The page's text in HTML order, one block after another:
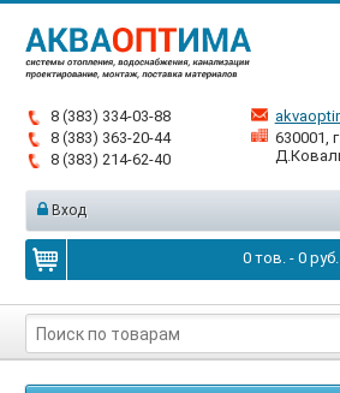
8 (383) 334-03-88
8 (383) 363-20-44
8 (383) 214-62-40
630001,
Вход
0тов. - 0руб.